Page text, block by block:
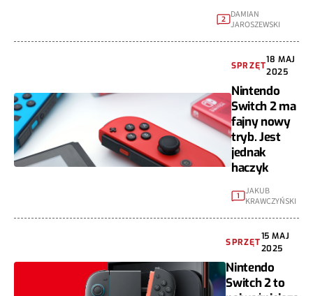
2 DAMIAN
JAROSZEWSKI
SPRZĘT
18 MAJ
2025
Nintendo
Switch 2 ma
fajny nowy
tryb. Jest
jednak
haczyk
1
JAKUB
KRAWCZYŃSKI
SPRZĘT
15 MAJ
2025
Nintendo
Switch 2 to